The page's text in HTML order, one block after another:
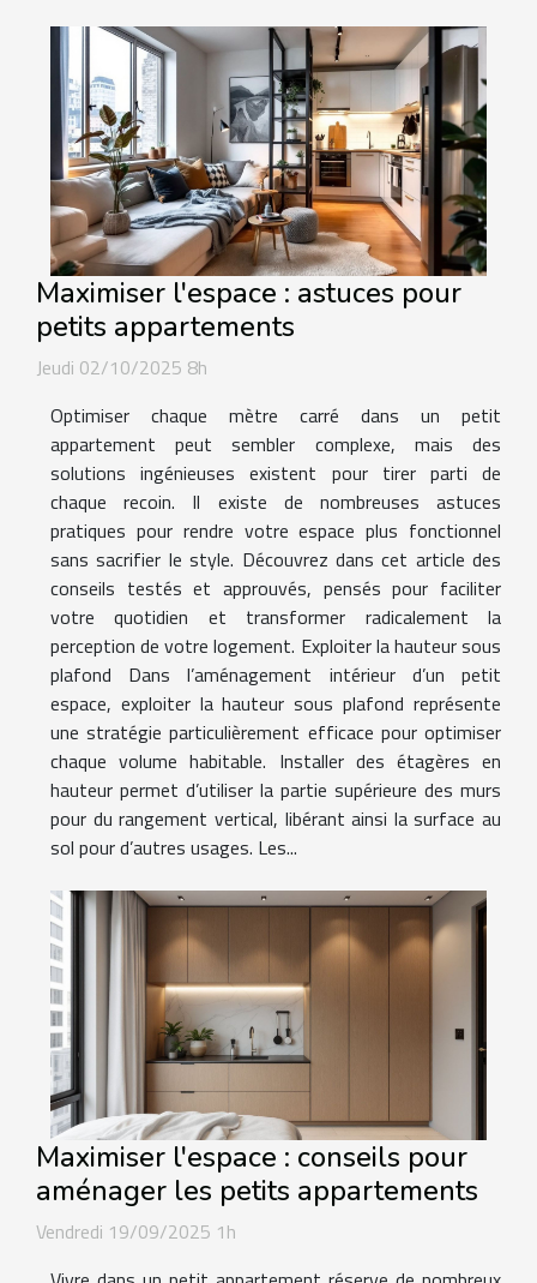
Maximiser l'espace : astuces pour
petits appartements
Jeudi 02/10/2025 8h
Optimiser chaque mètre carré dans un petit
appartement peut sembler complexe, mais des
solutions ingénieuses existent pour tirer parti de
chaque recoin. Il existe de nombreuses astuces
pratiques pour rendre votre espace plus fonctionnel
sans sacrifier le style. Découvrez dans cet article des
conseils testés et approuvés, pensés pour faciliter
votre quotidien et transformer radicalement la
perception de votre logement. Exploiter la hauteur sous
plafond Dans l’aménagement intérieur d’un petit
espace, exploiter la hauteur sous plafond représente
une stratégie particulièrement efficace pour optimiser
chaque volume habitable. Installer des étagères en
hauteur permet d’utiliser la partie supérieure des murs
pour du rangement vertical, libérant ainsi la surface au
sol pour d’autres usages. Les...
Maximiser l'espace : conseils pour
aménager les petits appartements
Vendredi 19/09/2025 1h